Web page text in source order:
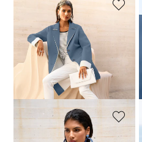
MADELEINE
Longjacke aus zweilagigem Jersey
129,95 €229,95 €
30-Tage-Bestpreis**: 179,95 €